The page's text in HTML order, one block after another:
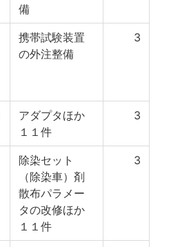
備
携帯試験装置
の外注整備
3
アダプタほか
１１件
3
除染セット
（除染車）剤
散布パラメー
タの改修ほか
１１件
3